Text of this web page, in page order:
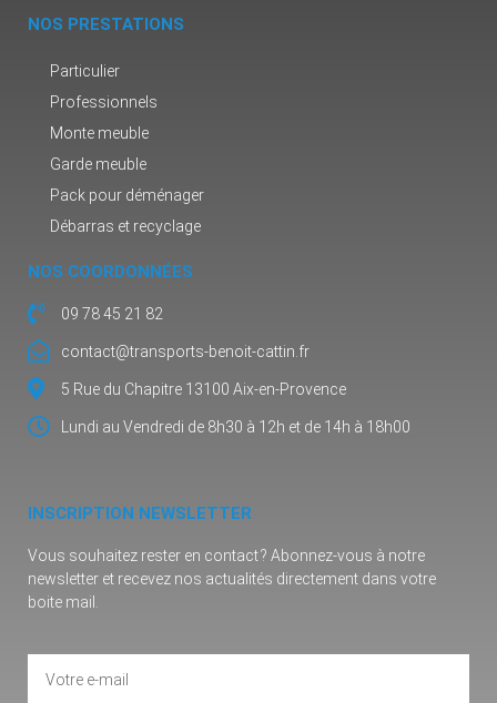
NOS PRESTATIONS
Particulier
Professionnels
Monte meuble
Garde meuble
Pack pour déménager
Débarras et recyclage
NOS COORDONNÉES
09 78 45 21 82
contact@transports-benoit-cattin.fr
5 Rue du Chapitre 13100 Aix-en-Provence
Lundi au Vendredi de 8h30 à 12h et de 14h à 18h00
INSCRIPTION NEWSLETTER
Vous souhaitez rester en contact ? Abonnez-vous à notre
newsletter et recevez nos actualités directement dans votre
boite mail.